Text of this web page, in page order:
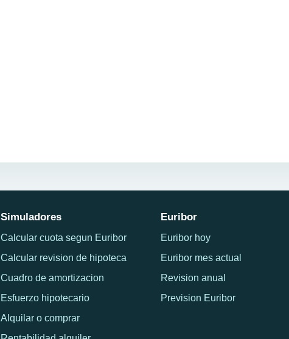
Simuladores
Calcular cuota segun Euribor
Calcular revision de hipoteca
Cuadro de amortizacion
Esfuerzo hipotecario
Alquilar o comprar
Euribor
Euribor hoy
Euribor mes actual
Revision anual
Prevision Euribor